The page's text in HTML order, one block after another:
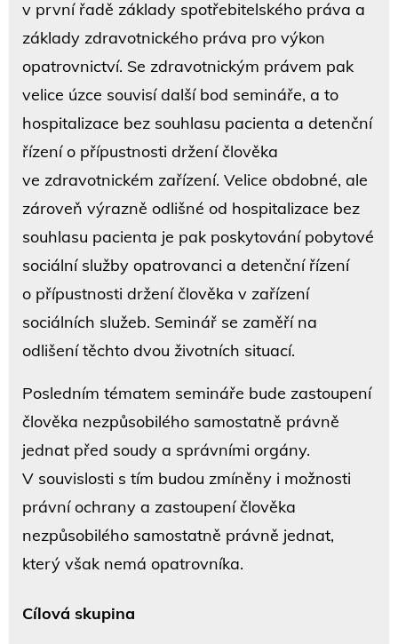
v první řadě základy spotřebitelského práva a
základy zdravotnického práva pro výkon
opatrovnictví. Se zdravotnickým právem pak
velice úzce souvisí další bod semináře, a to
hospitalizace bez souhlasu pacienta a detenční
řízení o přípustnosti držení člověka
ve zdravotnickém zařízení. Velice obdobné, ale
zároveň výrazně odlišné od hospitalizace bez
souhlasu pacienta je pak poskytování pobytové
sociální služby opatrovanci a detenční řízení
o přípustnosti držení člověka v zařízení
sociálních služeb. Seminář se zaměří na
odlišení těchto dvou životních situací.
Posledním tématem semináře bude zastoupení
člověka nezpůsobilého samostatně právně
jednat před soudy a správními orgány.
V souvislosti s tím budou zmíněny i možnosti
právní ochrany a zastoupení člověka
nezpůsobilého samostatně právně jednat,
který však nemá opatrovníka.
Cílová skupina